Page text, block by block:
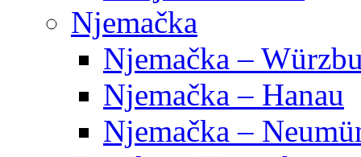
Njemačka
Njemačka –
Njemačka – Hanau
Njemačka –